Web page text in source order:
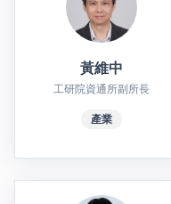
黃維中
工研院資通所副所長
產業